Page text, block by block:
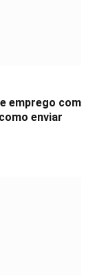
emprego com
enviar